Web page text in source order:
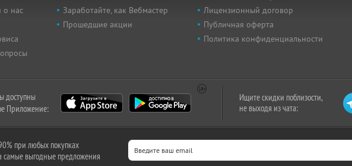
о нас
Заработайте, как Вебмастер
Прошедшие акции
Лицензионный договор
Публичная оферта
Политика конфиденциальности
доступны
Приложение:
Ищите скидки поблизости,
не выходя из чата:
при любых покупках
самые выгодные предложения